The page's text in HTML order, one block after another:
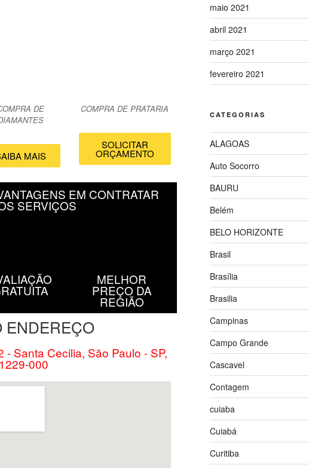
DE
MAIS
COMPRA DE PRATARIA
SOLICITAR
ORÇAMENTO
EM CONTRATAR
SERVIÇOS
MELHOR
PREÇO DA
REGIÃO
ENDEREÇO
- Santa Cecilia, São Paulo - SP,
000
maio 2021
abril 2021
março 2021
fevereiro 2021
CATEGORIAS
ALAGOAS
Auto Socorro
BAURU
Belém
BELO HORIZONTE
Brasil
Brasília
Brasilia
Campinas
Campo Grande
Cascavel
Contagem
cuiaba
Cuiabá
Curitiba